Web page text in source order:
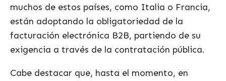
muchos de estos países, como Italia o Francia,
están adoptando la obligatoriedad de la
facturación electrónica B2B, partiendo de su
exigencia a través de la contratación pública.
Cabe destacar que, hasta el momento, en